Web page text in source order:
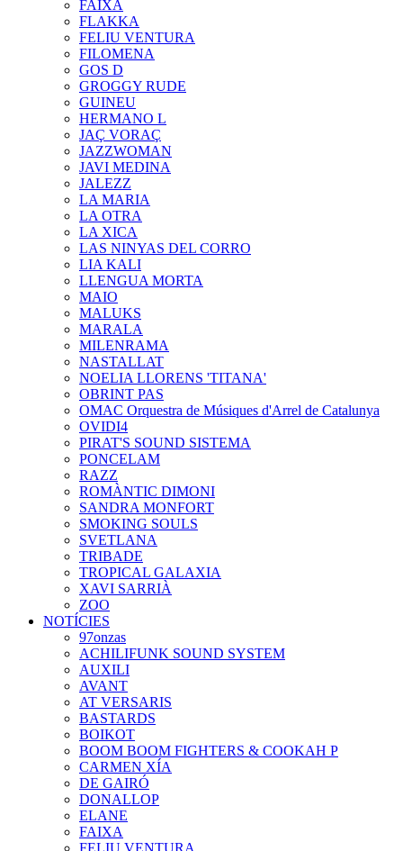
FAIXA
FLAKKA
FELIU VENTURA
FILOMENA
GOS D
GROGGY RUDE
GUINEU
HERMANO L
JAÇ VORAÇ
JAZZWOMAN
JAVI MEDINA
JALEZZ
LA MARIA
LA OTRA
LA XICA
LAS NINYAS DEL CORRO
LIA KALI
LLENGUA MORTA
MAIO
MALUKS
MARALA
MILENRAMA
NASTALLAT
NOELIA LLORENS 'TITANA'
OBRINT PAS
OMAC Orquestra de Músiques d'Arrel de Catalunya
OVIDI4
PIRAT'S SOUND SISTEMA
PONCELAM
RAZZ
ROMÀNTIC DIMONI
SANDRA MONFORT
SMOKING SOULS
SVETLANA
TRIBADE
TROPICAL GALAXIA
XAVI SARRIÀ
ZOO
NOTÍCIES
97onzas
ACHILIFUNK SOUND SYSTEM
AUXILI
AVANT
AT VERSARIS
BASTARDS
BOIKOT
BOOM BOOM FIGHTERS & COOKAH P
CARMEN XÍA
DE GAIRÓ
DONALLOP
ELANE
FAIXA
FELIU VENTURA